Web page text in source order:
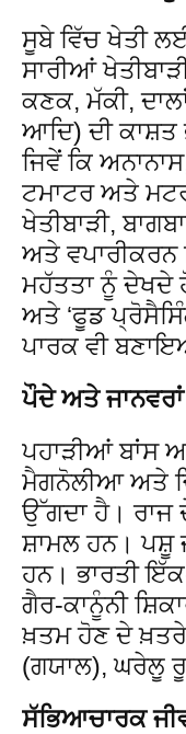
ਸੂਬੇ ਵਿੱਚ ਖੇਤੀ
ਸਾਰੀਆਂ
ਕਣਕ, ਮੱਕੀ,
ਆਦਿ) ਦੀ ਕਾਸ਼ਤ
ਜਿਵੇਂ ਕਿ
ਟਮਾਟਰ ਅਤੇ
ਖੇਤੀਬਾੜੀ,
ਅਤੇ
ਮਹੱਤਤਾ ਨੂੰ ਦੇਖਦੇ
ਅਤੇ ‘ਫੂਡ
ਪਾਰਕ ਵੀ
ਪੌਦੇ ਅਤੇ ਜਾਨਵਰਾਂ
ਪਹਾੜੀਆਂ ਬਾਂਸ
ਮੈਗਨੋਲੀਆ ਅਤੇ
ਉੱਗਦਾ ਹੈ। ਰਾਜ
ਸ਼ਾਮਲ ਹਨ। ਪਸ਼ੂ
ਹਨ। ਭਾਰਤੀ
ਗੈਰ-ਕਾਨੂੰਨੀ
ਖ਼ਤਮ ਹੋਣ ਦੇ ਖ਼ਤਰੇ
(ਗਯਾਲ), ਘਰੇਲੂ
ਸੱਭਿਆਚਾਰਕ